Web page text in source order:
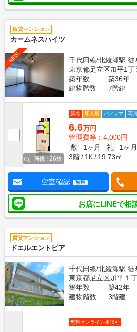
賃貸マンション
カームネスハイツ
NEW
千代田線/北綾瀬駅 徒
東京都足立区加平1丁
築年数
築36年
建物階数
7階建
画像 : 26枚
新着 即入居 パノラマ 写
6.6万円
管理費等：4,000円
敷
1ヶ月 礼
1ヶ月
3階
1K 19.73㎡
空室確認 無料
お店にLINEで相
賃貸マンション
ドエルエントピア
千代田線/北綾瀬駅 徒
東京都足立区加平１
築年数
築42年
建物階数
3階建
無料オンライン相談可